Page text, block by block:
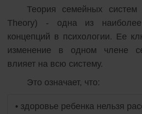
Теория семейных систем
Theory) - одна из наиболее
концепций в психологии. Ее
изменение в одном члене
влияет на всю систему.
Это означает, что:
• здоровье ребенка нельзя